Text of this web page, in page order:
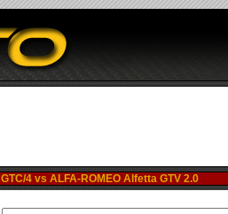
4 vs ALFA-ROMEO Alfetta GTV 2.0